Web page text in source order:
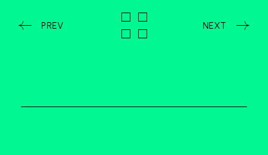
PREV NEXT